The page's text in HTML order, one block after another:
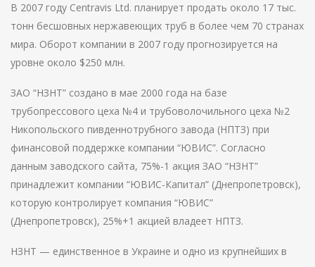
В 2007 году Centravis Ltd. планирует продать около 17 тыс.
тонн бесшовных нержавеющих труб в более чем 70 странах
мира. Оборот компании в 2007 году прогнозируется на
уровне около $250 млн.
ЗАО “НЗНТ” создано в мае 2000 года на базе
трубопрессового цеха №4 и трубоволочильного цеха №2
Никопольского пивденнотрубного завода (НПТЗ) при
финансовой поддержке компании “ЮВИС”. Согласно
данным заводского сайта, 75%-1 акция ЗАО “НЗНТ”
принадлежит компании “ЮВИС-Капитал” (Днепропетровск),
которую контролирует компания “ЮВИС”
(Днепропетровск), 25%+1 акцией владеет НПТЗ.
НЗНТ — единственное в Украине и одно из крупнейших в